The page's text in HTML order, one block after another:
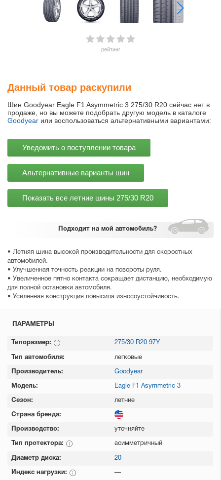
рейтинг
Подходит на мой автомобиль?
• Летняя шина высокой производительности для скоростных
автомобилей.
• Улучшенная точность реакции на повороты руля.
• Увеличенное пятно контакта сокращает дистанцию, необходимую
для полной остановки автомобиля.
• Усиленная конструкция повысила износоустойчивость.
Данный товар раскупили
Шин Goodyear Eagle F1 Asymmetric 3 275/30 R20 сейчас нет в
продаже, но вы можете подобрать другую модель в каталоге
Goodyear или воспользоваться альтернативными вариантами:
Уведомить о поступлении товара
Альтернативные варианты шин
Показать все летние шины 275/30 R20
ПАРАМЕТРЫ
Типоразмер: 275/30 R20 97Y
Тип автомобиля: легковые
Производитель: Goodyear
Модель: Eagle F1 Asymmetric 3
Сезон: летние
Страна бренда:
Производство: уточняйте
Тип протектора: асимметричный
Диаметр диска: 20
Индекс нагрузки: —